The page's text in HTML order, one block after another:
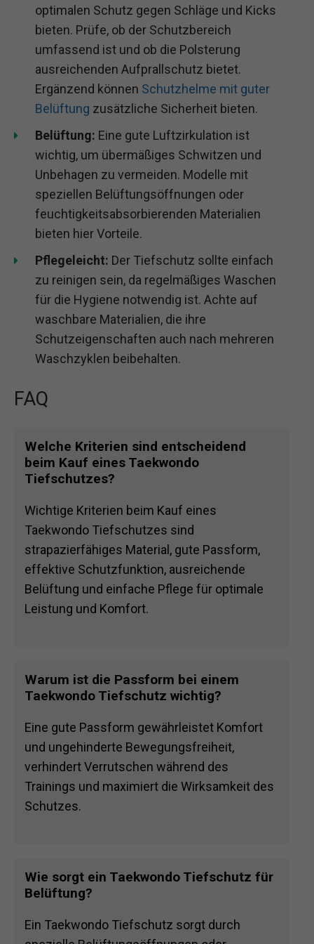
optimalen Schutz gegen Schläge und Kicks
bieten. Prüfe, ob der Schutzbereich
umfassend ist und ob die Polsterung
ausreichenden Aufprallschutz bietet.
Ergänzend können Schutzhelme mit guter
Belüftung zusätzliche Sicherheit bieten.
Belüftung: Eine gute Luftzirkulation ist
wichtig, um übermäßiges Schwitzen und
Unbehagen zu vermeiden. Modelle mit
speziellen Belüftungsöffnungen oder
feuchtigkeitsabsorbierenden Materialien
bieten hier Vorteile.
Pflegeleicht: Der Tiefschutz sollte einfach
zu reinigen sein, da regelmäßiges Waschen
für die Hygiene notwendig ist. Achte auf
waschbare Materialien, die ihre
Schutzeigenschaften auch nach mehreren
Waschzyklen beibehalten.
FAQ
Welche Kriterien sind entscheidend
beim Kauf eines Taekwondo
Tiefschutzes?
Wichtige Kriterien beim Kauf eines
Taekwondo Tiefschutzes sind
strapazierfähiges Material, gute Passform,
effektive Schutzfunktion, ausreichende
Belüftung und einfache Pflege für optimale
Leistung und Komfort.
Warum ist die Passform bei einem
Taekwondo Tiefschutz wichtig?
Eine gute Passform gewährleistet Komfort
und ungehinderte Bewegungsfreiheit,
verhindert Verrutschen während des
Trainings und maximiert die Wirksamkeit des
Schutzes.
Wie sorgt ein Taekwondo Tiefschutz für
Belüftung?
Ein Taekwondo Tiefschutz sorgt durch